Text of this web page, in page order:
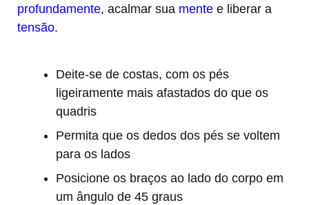
profundamente, acalmar sua mente e liberar a
tensão.
Deite-se de costas, com os pés
ligeiramente mais afastados do que os
quadris
Permita que os dedos dos pés se voltem
para os lados
Posicione os braços ao lado do corpo em
um ângulo de 45 graus